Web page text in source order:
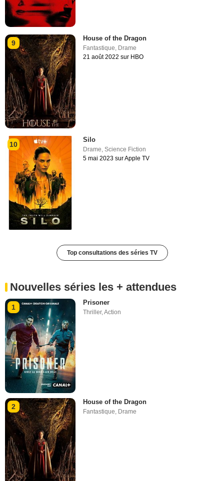
9
House of the Dragon
Fantastique Drame
21 août 2022 sur HBO
10
Silo
Drame,Science Fiction
5 mai 2023 sur Apple TV
Top consultations des séries TV
Nouvelles séries les + attendues
1
Prisoner
Thriller,Action
2
House of the Dragon
Fantastique Drame